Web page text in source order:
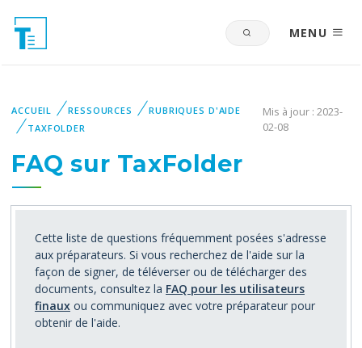
MENU
ACCUEIL RESSOURCES
RUBRIQUES D'AIDE
TAXFOLDER
Mis à jour : 2023-
02-08
FAQ sur TaxFolder
Cette liste de questions fréquemment posées s'adresse
aux préparateurs. Si vous recherchez de l'aide sur la
façon de signer, de téléverser ou de télécharger des
documents, consultez la FAQ pour les utilisateurs
finaux ou communiquez avec votre préparateur pour
obtenir de l'aide.